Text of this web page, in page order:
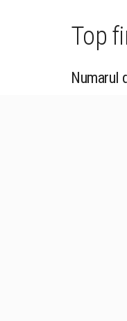
Top
Numarul